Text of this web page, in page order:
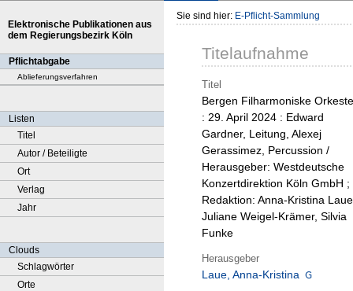
Elektronische Publikationen aus
dem Regierungsbezirk Köln
Pflichtabgabe
Ablieferungsverfahren
Listen
Titel
Autor / Beteiligte
Ort
Verlag
Jahr
Clouds
Schlagwörter
Orte
Sie sind hier: E-Pflicht-Sammlung
Titelaufnahme
Titel
Bergen Filharmoniske
: 29. April 2024 : Edward
Gardner, Leitung, Alexej
Gerassimez, Percussion /
Herausgeber: Westdeutsche
Konzertdirektion Köln GmbH ;
Redaktion: Anna-Kristina
Juliane Weigel-Krämer, Silvia
Funke
Herausgeber
Laue, Anna-Kristina